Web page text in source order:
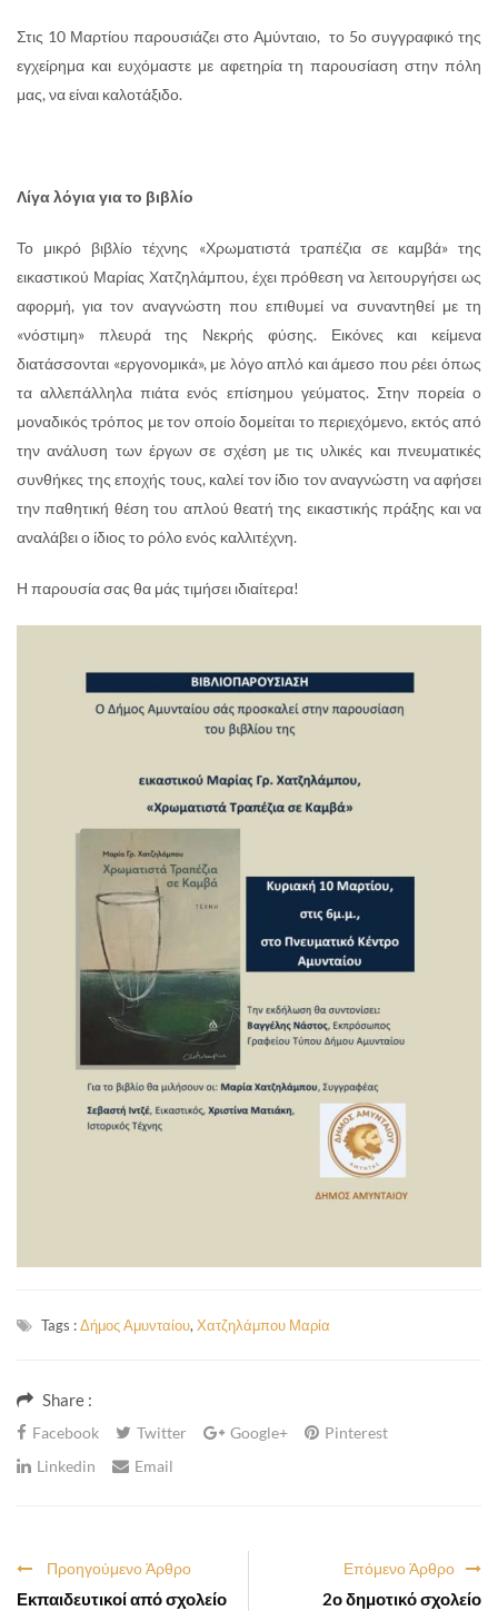
Στις 10 Μαρτίου παρουσιάζει στο Αμύνταιο, το 5ο συγγραφικό της
εγχείρημα και ευχόμαστε με αφετηρία τη παρουσίαση στην πόλη
μας, να είναι καλοτάξιδο.
Λίγα λόγια για το βιβλίο
Το μικρό βιβλίο τέχνης «Χρωματιστά τραπέζια σε καμβά» της
εικαστικού Μαρίας Χατζηλάμπου, έχει πρόθεση να λειτουργήσει ως
αφορμή, για τον αναγνώστη που επιθυμεί να συναντηθεί με τη
«νόστιμη» πλευρά της Νεκρής φύσης. Εικόνες και κείμενα
διατάσσονται «εργονομικά», με λόγο απλό και άμεσο που ρέει όπως
τα αλλεπάλληλα πιάτα ενός επίσημου γεύματος. Στην πορεία ο
μοναδικός τρόπος με τον οποίο δομείται το περιεχόμενο, εκτός από
την ανάλυση των έργων σε σχέση με τις υλικές και πνευματικές
συνθήκες της εποχής τους, καλεί τον ίδιο τον αναγνώστη να αφήσει
την παθητική θέση του απλού θεατή της εικαστικής πράξης και να
αναλάβει ο ίδιος το ρόλο ενός καλλιτέχνη.
Η παρουσία σας θα μάς τιμήσει ιδιαίτερα!
Tags :Δήμος Αμυνταίου, Χατζηλάμπου Μαρία
Share :
Facebook Twitter Google+
Pinterest
Linkedin
Email
Επόμενο Άρθρο
2ο δημοτικό σχολείο
Προηγούμενο Άρθρο
Εκπαιδευτικοί από σχολείο